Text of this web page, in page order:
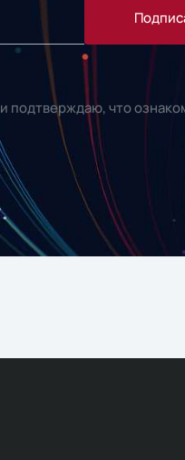
и подтверждаю, что